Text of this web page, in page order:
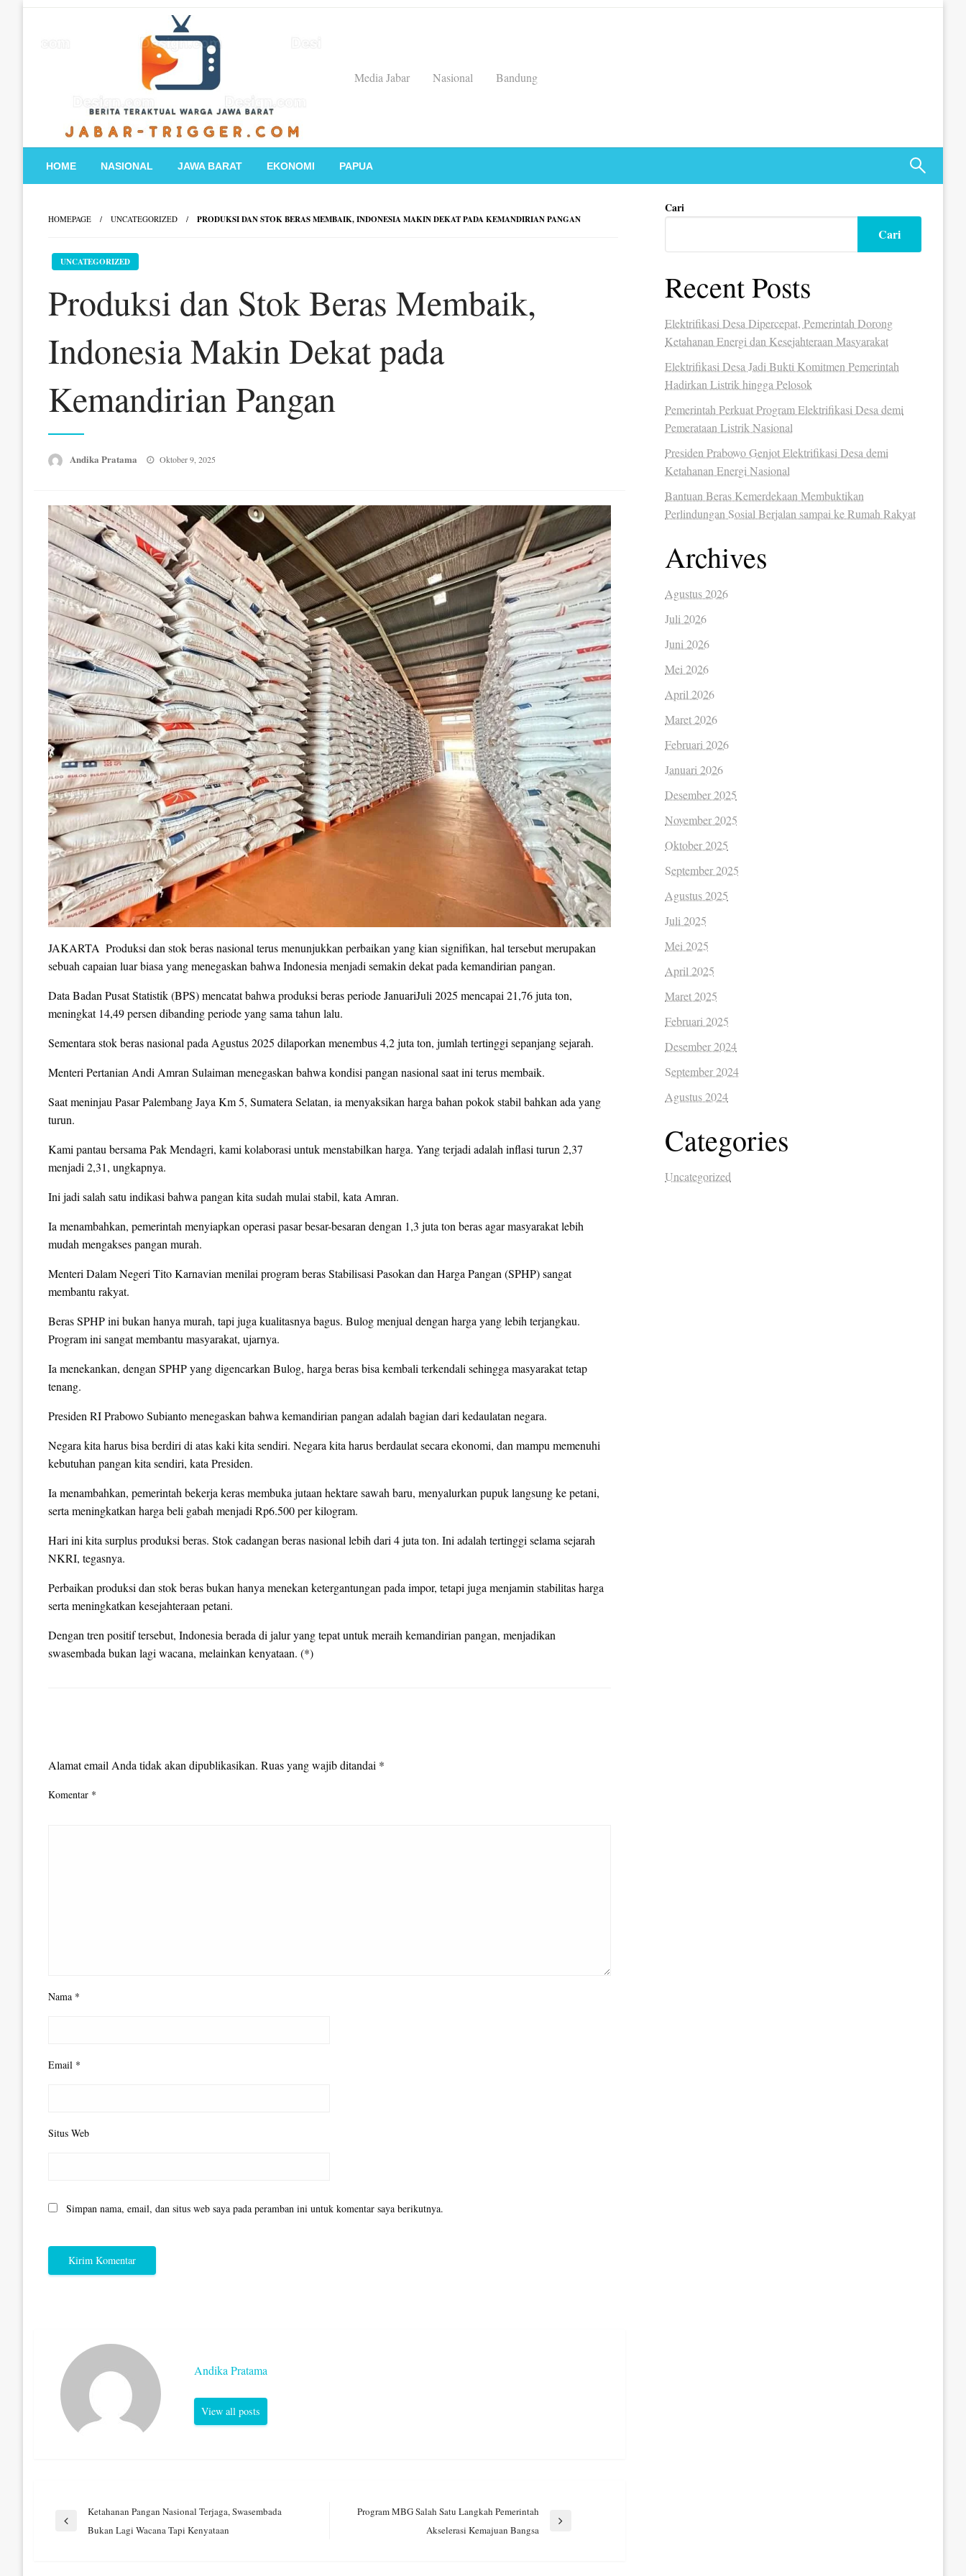
Media Jabar
Nasional Bandung
HOME NASIONAL JAWA BARAT EKONOMI PAPUA
HOMEPAGE UNCATEGORIZED PRODUKSI DAN STOK BERAS MEMBAIK, INDONESIA MAKIN DEKAT PADA KEMANDIRIAN PANGAN
UNCATEGORIZED
Produksi dan Stok Beras Membaik,
Indonesia Makin Dekat pada
Kemandirian Pangan
Andika Pratama
Posted
Oktober 9, 2025
JAKARTA  Produksi dan stok beras nasional terus menunjukkan perbaikan yang kian signifikan, hal tersebut merupakan
sebuah capaian luar biasa yang menegaskan bahwa Indonesia menjadi semakin dekat pada kemandirian pangan.
Data Badan Pusat Statistik (BPS) mencatat bahwa produksi beras periode JanuariJuli 2025 mencapai 21,76 juta ton,
meningkat 14,49 persen dibanding periode yang sama tahun lalu.
Sementara stok beras nasional pada Agustus 2025 dilaporkan menembus 4,2 juta ton, jumlah tertinggi sepanjang sejarah.
Menteri Pertanian Andi Amran Sulaiman menegaskan bahwa kondisi pangan nasional saat ini terus membaik.
Saat meninjau Pasar Palembang Jaya Km 5, Sumatera Selatan, ia menyaksikan harga bahan pokok stabil bahkan ada yang
turun.
Kami pantau bersama Pak Mendagri, kami kolaborasi untuk menstabilkan harga. Yang terjadi adalah inflasi turun 2,37
menjadi 2,31, ungkapnya.
Ini jadi salah satu indikasi bahwa pangan kita sudah mulai stabil, kata Amran.
Ia menambahkan, pemerintah menyiapkan operasi pasar besar-besaran dengan 1,3 juta ton beras agar masyarakat lebih
mudah mengakses pangan murah.
Menteri Dalam Negeri Tito Karnavian menilai program beras Stabilisasi Pasokan dan Harga Pangan (SPHP) sangat
membantu rakyat.
Beras SPHP ini bukan hanya murah, tapi juga kualitasnya bagus. Bulog menjual dengan harga yang lebih terjangkau.
Program ini sangat membantu masyarakat, ujarnya.
Ia menekankan, dengan SPHP yang digencarkan Bulog, harga beras bisa kembali terkendali sehingga masyarakat tetap
tenang.
Presiden RI Prabowo Subianto menegaskan bahwa kemandirian pangan adalah bagian dari kedaulatan negara.
Negara kita harus bisa berdiri di atas kaki kita sendiri. Negara kita harus berdaulat secara ekonomi, dan mampu memenuhi
kebutuhan pangan kita sendiri, kata Presiden.
Ia menambahkan, pemerintah bekerja keras membuka jutaan hektare sawah baru, menyalurkan pupuk langsung ke petani,
serta meningkatkan harga beli gabah menjadi Rp6.500 per kilogram.
Hari ini kita surplus produksi beras. Stok cadangan beras nasional lebih dari 4 juta ton. Ini adalah tertinggi selama sejarah
NKRI, tegasnya.
Perbaikan produksi dan stok beras bukan hanya menekan ketergantungan pada impor, tetapi juga menjamin stabilitas harga
serta meningkatkan kesejahteraan petani.
Dengan tren positif tersebut, Indonesia berada di jalur yang tepat untuk meraih kemandirian pangan, menjadikan
swasembada bukan lagi wacana, melainkan kenyataan. (*)
Alamat email Anda tidak akan dipublikasikan. Ruas yang wajib ditandai *
Komentar *
Nama *
Email *
Situs Web
Simpan nama, email, dan situs web saya pada peramban ini untuk komentar saya berikutnya.
Andika Pratama
View all posts
Navigasi
Previous
Ketahanan Pangan Nasional Terjaga, Swasembada
Bukan Lagi Wacana Tapi Kenyataan
Program MBG Salah Satu Langkah Pemerintah
Akselerasi Kemajuan Bangsa
Cari
Cari
Recent Posts
Elektrifikasi Desa Dipercepat, Pemerintah Dorong
Ketahanan Energi dan Kesejahteraan Masyarakat
Elektrifikasi Desa Jadi Bukti Komitmen Pemerintah
Hadirkan Listrik hingga Pelosok
Pemerintah Perkuat Program Elektrifikasi Desa demi
Pemerataan Listrik Nasional
Presiden Prabowo Genjot Elektrifikasi Desa demi
Ketahanan Energi Nasional
Bantuan Beras Kemerdekaan Membuktikan
Perlindungan Sosial Berjalan sampai ke Rumah Rakyat
Archives
Agustus 2026
Juli 2026
Juni 2026
Mei 2026
April 2026
Maret 2026
Februari 2026
Januari 2026
Desember 2025
November 2025
Oktober 2025
September 2025
Agustus 2025
Juli 2025
Mei 2025
April 2025
Maret 2025
Februari 2025
Desember 2024
September 2024
Agustus 2024
Categories
Uncategorized